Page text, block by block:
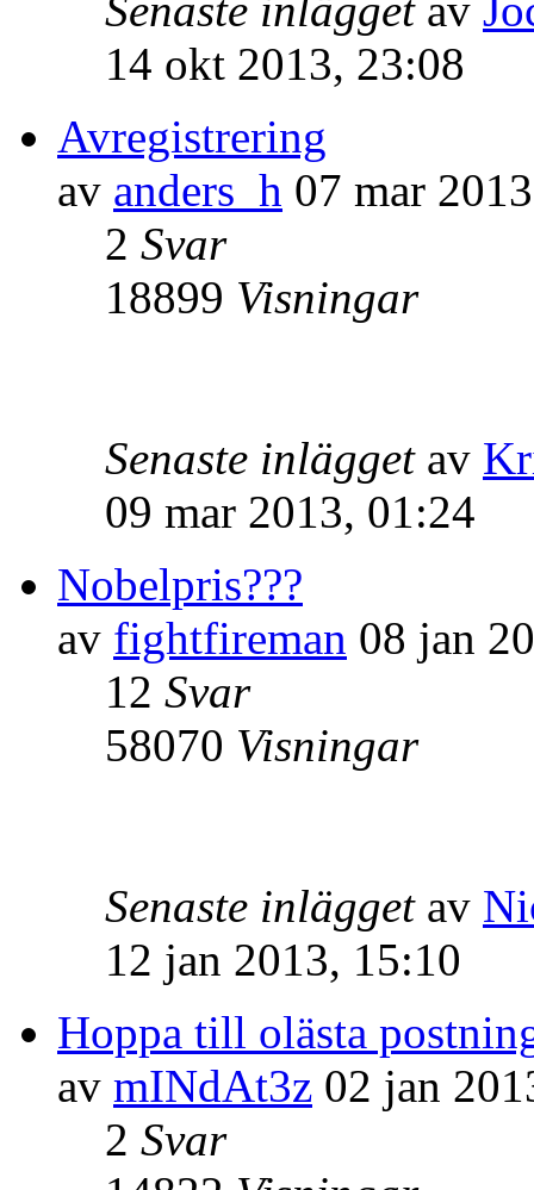
14 okt 2013, 23:08
Avregistrering
av anders_h 07 mar
2 Svar
18899 Visningar
Senaste inlägget av
09 mar 2013, 01:24
Nobelpris???
av fightfireman 08 jan
12 Svar
58070 Visningar
Senaste inlägget av
12 jan 2013, 15:10
Hoppa till olästa
av mINdAt3z 02 jan
2 Svar